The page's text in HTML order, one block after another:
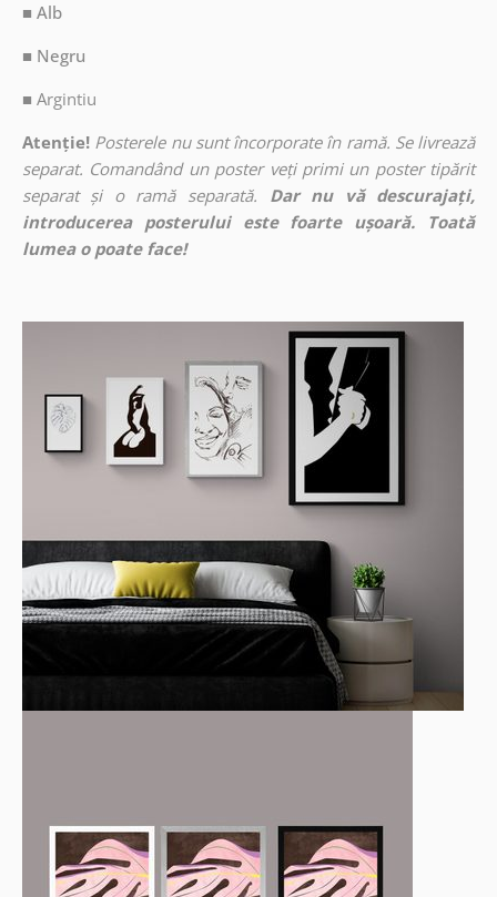
■ Alb
■ Negru
■ Argintiu
Atenție! Posterele nu sunt încorporate în ramă. Se livrează
separat. Comandând un poster veți primi un poster tipărit
separat și o ramă separată.
Dar nu vă descurajați,
introducerea posterului este foarte ușoară. Toată
lumea o poate face!